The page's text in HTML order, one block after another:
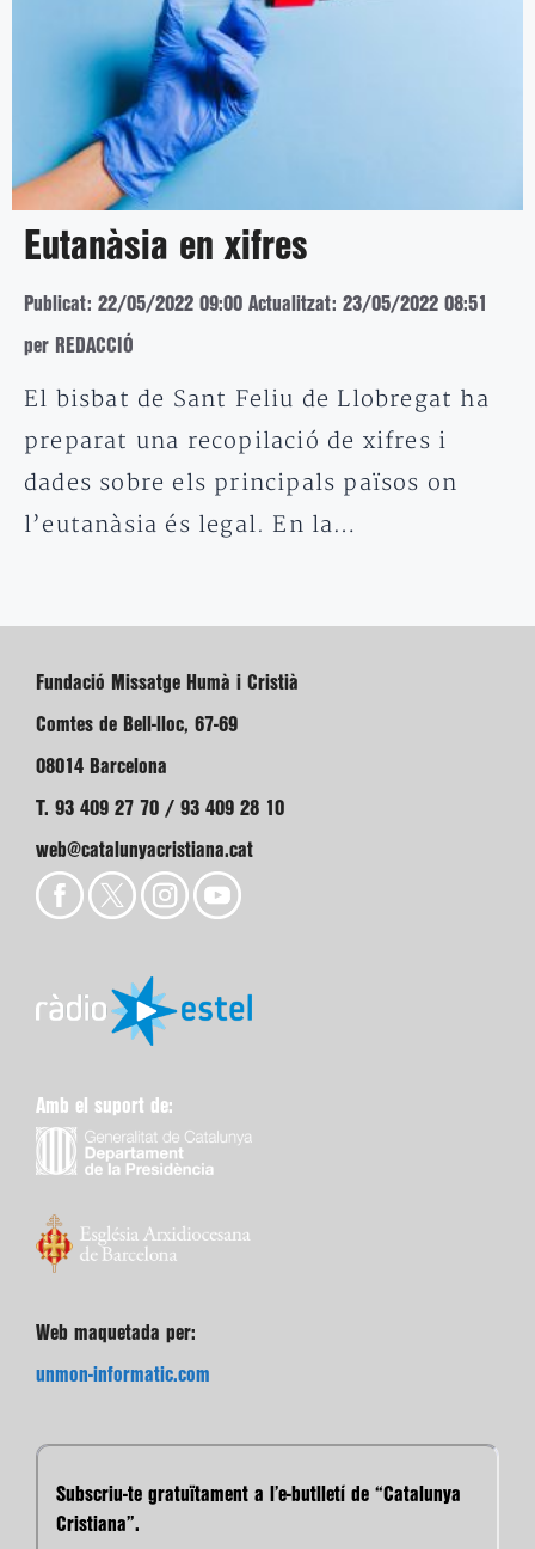
Eutanàsia en xifres
Publicat: 22/05/2022 09:00 Actualitzat: 23/05/2022 08:51
per REDACCIÓ
El bisbat de Sant Feliu de Llobregat ha
preparat una recopilació de xifres i
dades sobre els principals països on
l’eutanàsia és legal. En la…
Fundació Missatge Humà i Cristià
Comtes de Bell-lloc, 67-69
08014 Barcelona
T. 93 409 27 70 / 93 409 28 10
web@catalunyacristiana.cat
Amb el suport de:
Web maquetada per:
unmon-informatic.com
Subscriu-te gratuïtament a l’e-butlletí de “Catalunya
Cristiana”.